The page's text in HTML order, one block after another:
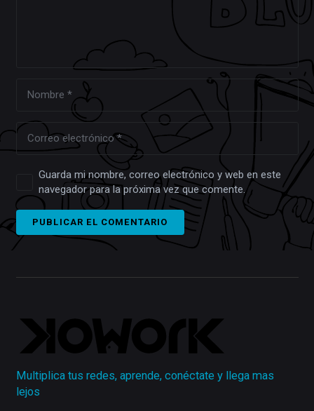
Guarda mi nombre, correo electrónico y web en este
navegador para la próxima vez que comente.
PUBLICAR EL COMENTARIO
Multiplica tus redes, aprende, conéctate y llega mas
lejos